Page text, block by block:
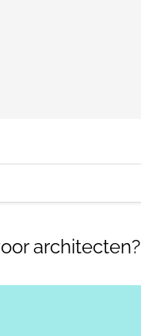
architecten?